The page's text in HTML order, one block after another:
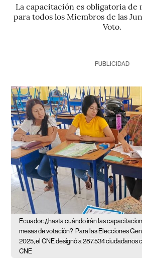
La capacitación es obligatoria de
para todos los Miembros de las
Voto.
PUBLICIDAD
Ecuador: ¿hasta cuándo irán las
mesas de votación? Para las Elecciones
2025, el CNE designó a 287.534 ciudadanos
CNE